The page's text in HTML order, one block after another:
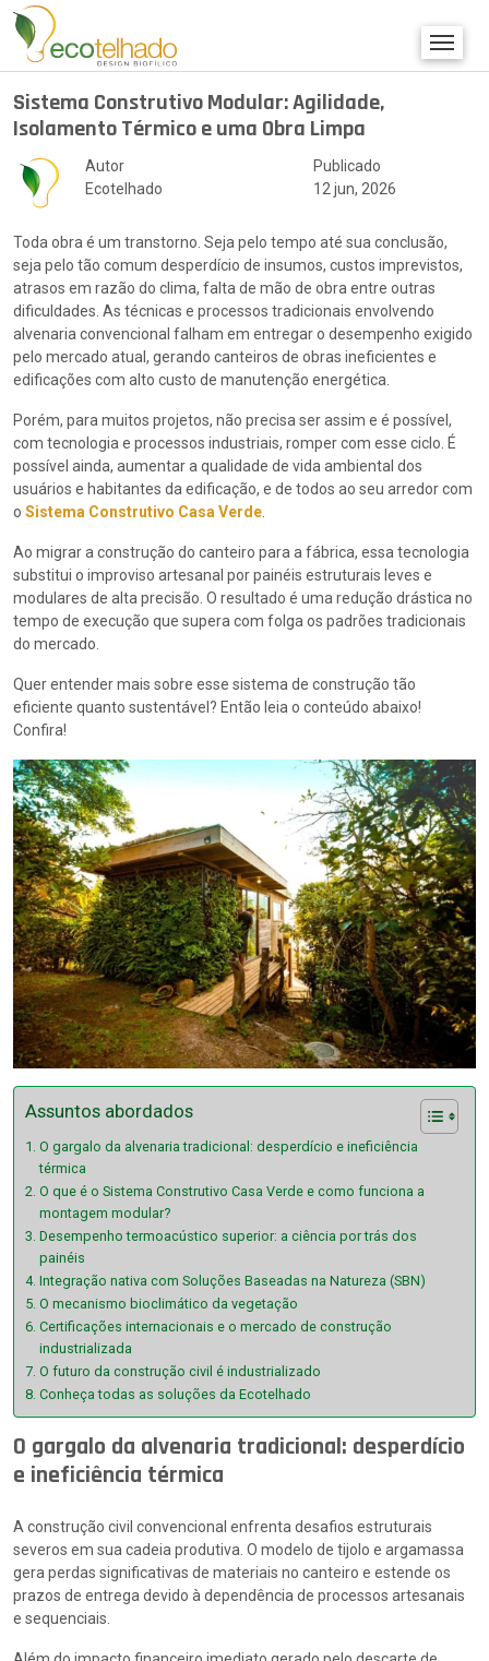
Sistema Construtivo Modular: Agilidade,
Isolamento Térmico e uma Obra Limpa
Autor
Ecotelhado
Publicado
12 jun, 2026
Toda obra é um transtorno. Seja pelo tempo até sua conclusão,
seja pelo tão comum desperdício de insumos, custos imprevistos,
atrasos em razão do clima, falta de mão de obra entre outras
dificuldades. As técnicas e processos tradicionais envolvendo
alvenaria convencional falham em entregar o desempenho exigido
pelo mercado atual, gerando canteiros de obras ineficientes e
edificações com alto custo de manutenção energética.
Porém, para muitos projetos, não precisa ser assim e é possível,
com tecnologia e processos industriais, romper com esse ciclo. É
possível ainda, aumentar a qualidade de vida ambiental dos
usuários e habitantes da edificação, e de todos ao seu arredor com
o Sistema Construtivo Casa Verde.
Ao migrar a construção do canteiro para a fábrica, essa tecnologia
substitui o improviso artesanal por painéis estruturais leves e
modulares de alta precisão. O resultado é uma redução drástica no
tempo de execução que supera com folga os padrões tradicionais
do mercado.
Quer entender mais sobre esse sistema de construção tão
eficiente quanto sustentável? Então leia o conteúdo abaixo!
Confira!
Assuntos abordados
O gargalo da alvenaria tradicional: desperdício e ineficiência
térmica
O que é o Sistema Construtivo Casa Verde e como funciona a
montagem modular?
Desempenho termoacústico superior: a ciência por trás dos
painéis
Integração nativa com Soluções Baseadas na Natureza (SBN)
O mecanismo bioclimático da vegetação
Certificações internacionais e o mercado de construção
industrializada
O futuro da construção civil é industrializado
Conheça todas as soluções da Ecotelhado
O gargalo da alvenaria tradicional: desperdício
e ineficiência térmica
A construção civil convencional enfrenta desafios estruturais
severos em sua cadeia produtiva. O modelo de tijolo e argamassa
gera perdas significativas de materiais no canteiro e estende os
prazos de entrega devido à dependência de processos artesanais
e sequenciais.